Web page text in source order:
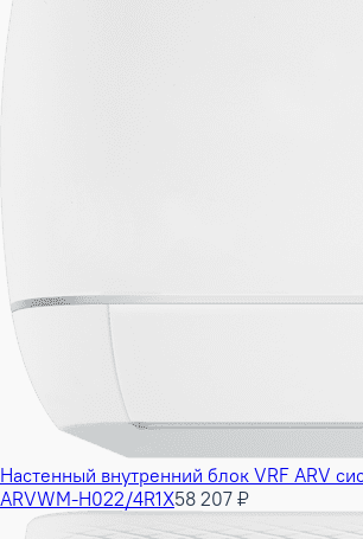
Настенный внутренний блок VRF ARV
ARVWM-H022/4R1X58 207 ₽